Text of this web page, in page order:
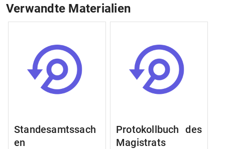
Verwandte Materialien
Standesamtssach
en
Protokollbuch des
Magistrats